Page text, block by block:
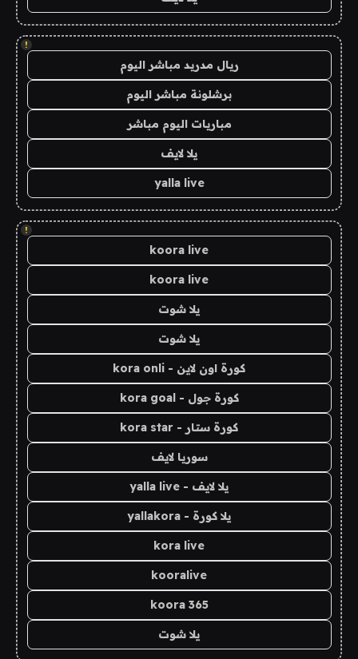
!
ريال مدريد مباشر اليوم
برشلونة مباشر اليوم
مباريات اليوم مباشر
يلا لايف
yalla live
!
koora live
koora live
يلا شوت
يلا شوت
كورة اون لاين - kora onli
كورة جول - kora goal
كورة ستار - kora star
سوريا لايف
يلا لايف - yalla live
يلا كورة - yallakora
kora live
kooralive
koora 365
يلا شوت